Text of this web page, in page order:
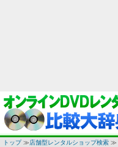
トップ≫店舗型レンタルショップ検索 ≫